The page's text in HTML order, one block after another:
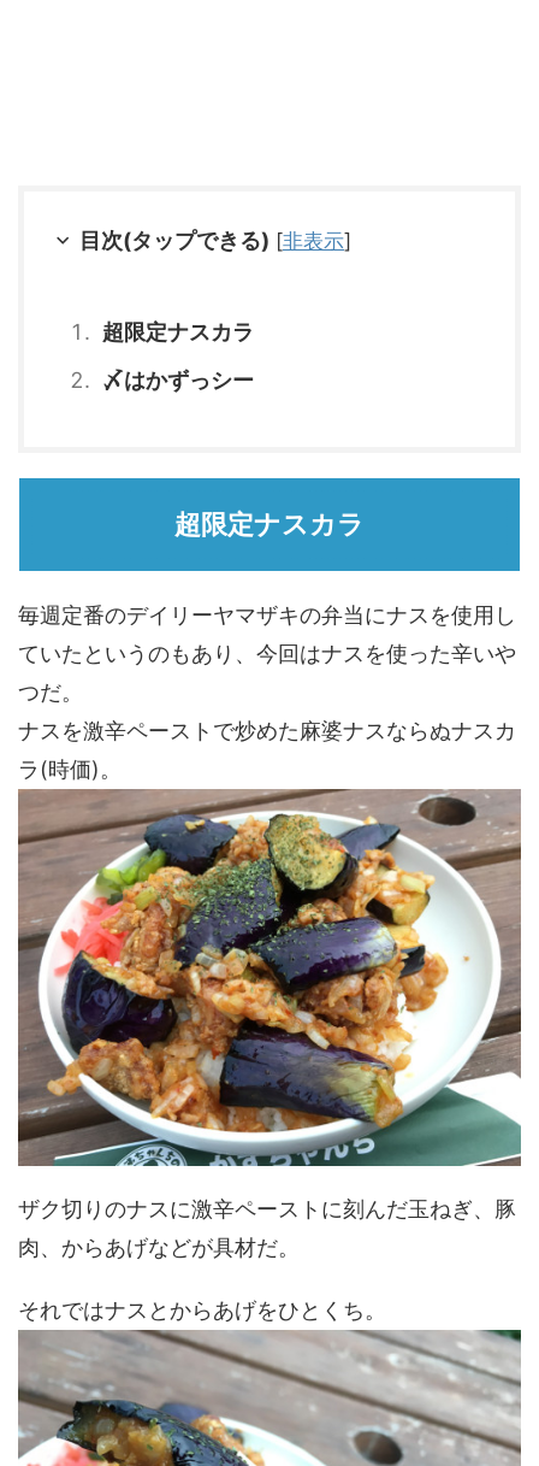
目次(タップできる) [非表示]
超限定ナスカラ
〆はかずっシー
超限定ナスカラ
毎週定番のデイリーヤマザキの弁当にナスを使用し
ていたというのもあり、今回はナスを使った辛いや
つだ。
ナスを激辛ペーストで炒めた麻婆ナスならぬナスカ
ラ(時価)。
ザク切りのナスに激辛ペーストに刻んだ玉ねぎ、豚
肉、からあげなどが具材だ。
それではナスとからあげをひとくち。